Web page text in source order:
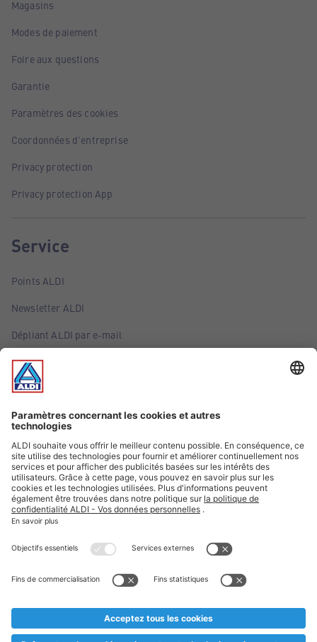
Magasins
Modes de paiement
Foire aux questions
Garantie
Paramètres des cookies
Coordonnées d'entreprise
Privacy protection
Privacy protection App
Service
Points ALDI
Newsletter ALDI
Dépliant ALDI par e-mail
Offres
Infos essentielles
Suivez ALDI Belgique
Textes marqués d'un astérisque et mentions légales
* Nous vendons ces articles temporairement et jusqu'à
au cas où, malgré le planning bien étudié, nous serions
prématurément en rupture de stock. Prix Recupel et TVA incl.
** Sur ce site, l’utilisation de la forme masculine a été adoptée